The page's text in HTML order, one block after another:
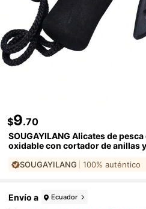
$9.70
SOUGAYILANG Alicates de
oxidable con cortador de anillas
SOUGAYILANG 100% auténtico
Envío a Ecuador